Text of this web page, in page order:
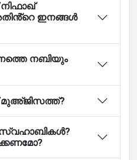
ഇനങ്ങൾ
നബിയും
മുഅ്ജിസത്ത്?